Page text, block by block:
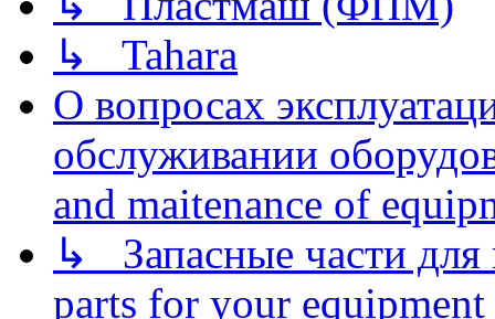
↳ Tahara
О вопросах
обслуживании
and maitenance of
↳ Запасные части для
parts for your equipment